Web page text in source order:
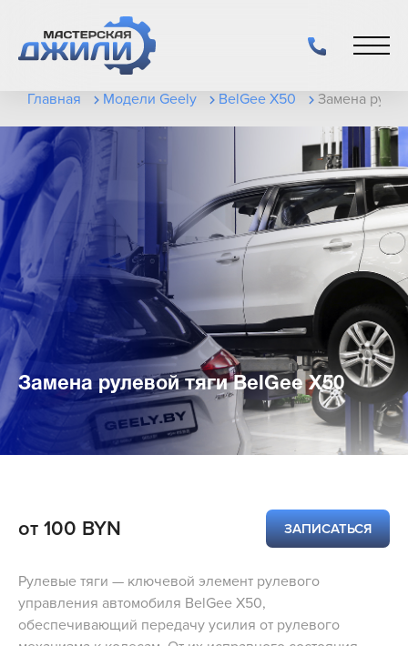
Главная Модели Geely BelGee X50 Замена
Замена рулевой тяги BelGee X50
Рулевые тяги — ключевой элемент рулевого
управления автомобиля BelGee X50,
обеспечивающий передачу усилия от рулевого
от 100 BYN ЗАПИСАТЬСЯ